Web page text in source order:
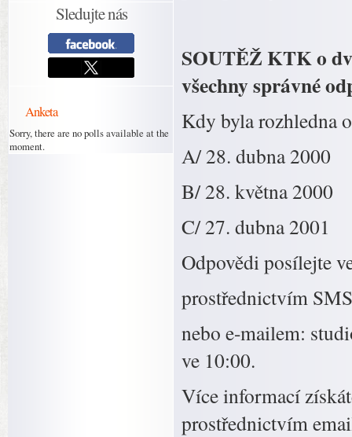
Sledujte nás
Anketa
Sorry, there are no polls available at the
moment.
SOUTĚŽ KTK o
všechny správné
Kdy byla rozhledna
A/ 28. dubna 2000
B/ 28. května 2000
C/ 27. dubna 2001
Odpovědi posílejte
prostřednictvím
nebo e-mailem:
ve 10:00.
Více informací
prostřednictvím